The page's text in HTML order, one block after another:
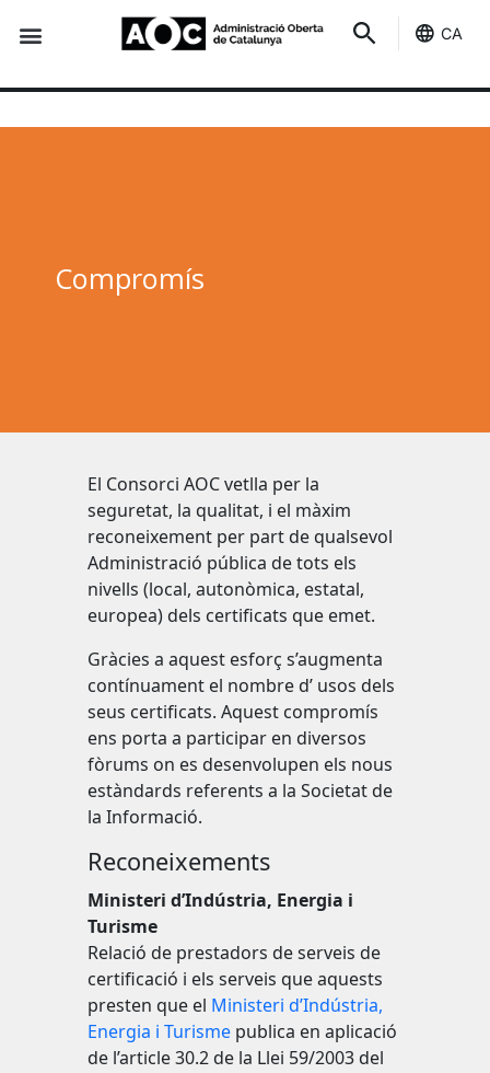
CA
Compromís
El Consorci AOC vetlla per la
seguretat, la qualitat, i el màxim
reconeixement per part de qualsevol
Administració pública de tots els
nivells (local, autonòmica, estatal,
europea) dels certificats que emet.
Gràcies a aquest esforç s’augmenta
contínuament el nombre d’ usos dels
seus certificats. Aquest compromís
ens porta a participar en diversos
fòrums on es desenvolupen els nous
estàndards referents a la Societat de
la Informació.
Reconeixements
Ministeri d’Indústria, Energia i
Turisme
Relació de prestadors de serveis de
certificació i els serveis que aquests
presten que el Ministeri d’Indústria,
Energia i Turisme publica en aplicació
de l’article 30.2 de la Llei 59/2003 del